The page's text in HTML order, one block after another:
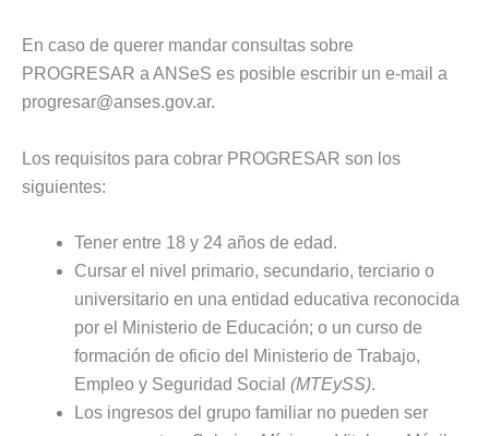
En caso de querer mandar consultas sobre
PROGRESAR a ANSeS es posible escribir un e-mail a
progresar@anses.gov.ar.
Los requisitos para cobrar PROGRESAR son los
siguientes:
Tener entre 18 y 24 años de edad.
Cursar el nivel primario, secundario, terciario o
universitario en una entidad educativa reconocida
por el Ministerio de Educación; o un curso de
formación de oficio del Ministerio de Trabajo,
Empleo y Seguridad Social (MTEySS).
Los ingresos del grupo familiar no pueden ser